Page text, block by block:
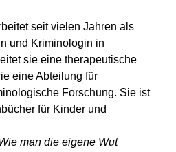
seit vielen Jahren als
und Kriminologin in
sie eine therapeutische
eine Abteilung für
Forschung. Sie ist
für Kinder und
man die eigene Wut